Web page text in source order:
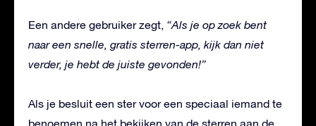
Een andere gebruiker zegt, “Als je op zoek bent
naar een snelle, gratis sterren-app, kijk dan niet
verder, je hebt de juiste gevonden!”
Als je besluit een ster voor een speciaal iemand te
benoemen na het bekijken van de sterren aan de